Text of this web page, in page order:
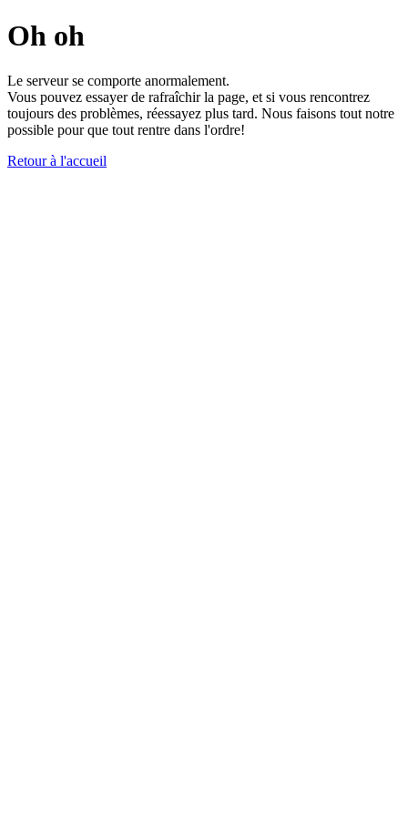
Oh oh
Le serveur se comporte anormalement.
Vous pouvez essayer de rafraîchir la page, et si vous rencontrez
toujours des problèmes, réessayez plus tard. Nous faisons tout notre
possible pour que tout rentre dans l'ordre!
Retour à l'accueil